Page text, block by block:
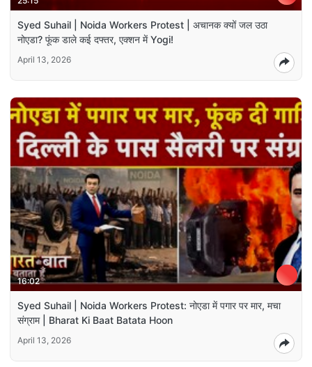
Syed Suhail | Noida Workers Protest | अचानक क्यों जल उठा
नोएडा? फूंक डाले कई दफ्तर, एक्शन में Yogi!
April 13, 2026
16:02
Syed Suhail | Noida Workers Protest: नोएडा में पगार पर मार, मचा
संग्राम | Bharat Ki Baat Batata Hoon
April 13, 2026